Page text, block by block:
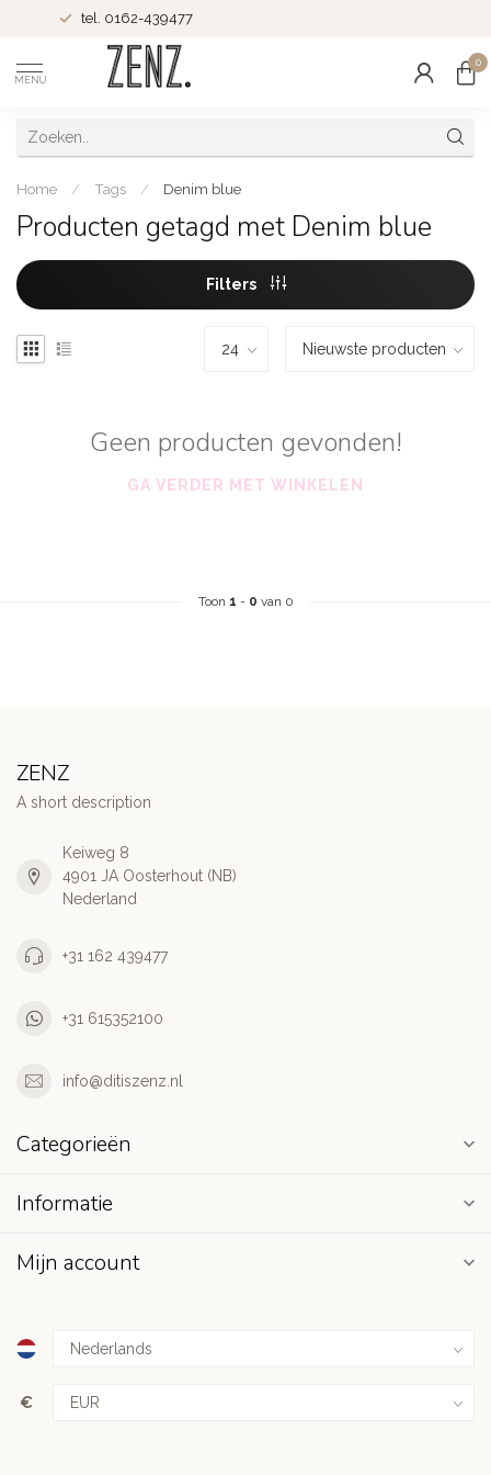
tel. 0162-439477
MENU
0
Home / Tags / Denim blue
Producten getagd met Denim blue
Filters
Geen producten gevonden!
GA VERDER MET WINKELEN
Toon 1 - 0 van 0
ZENZ
A short description
Keiweg 8
4901 JA Oosterhout (NB)
Nederland
+31 162 439477
+31 615352100
info@ditiszenz.nl
Categorieën
Informatie
Mijn account
€